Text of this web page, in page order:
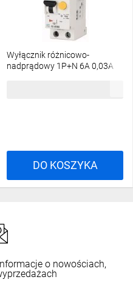
Wyłącznik różnicowo-
nadprądowy 1P+N 6A 0,03A
DO KOSZYKA
o nowościach,